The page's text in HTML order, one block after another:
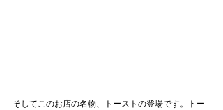
そしてこのお店の名物、トーストの登場です。トー